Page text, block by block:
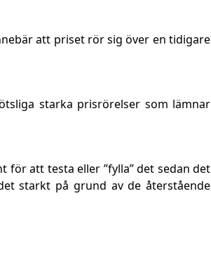
att priset rör sig över en tidigare
starka prisrörelser som lämnar
att testa eller ”fylla” det sedan det
starkt på grund av de återstående